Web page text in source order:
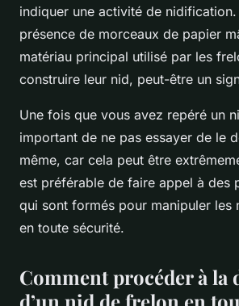
indiquer une activité de
présence de morceaux de papier
matériau principal utilisé par les
construire leur nid, peut-être un
Une fois que vous avez repéré un
important de ne pas essayer de le
même, car cela peut être
est préférable de faire appel à des
qui sont formés pour manipuler les
en toute sécurité.
Comment procéder à la
d’un nid de frelon en